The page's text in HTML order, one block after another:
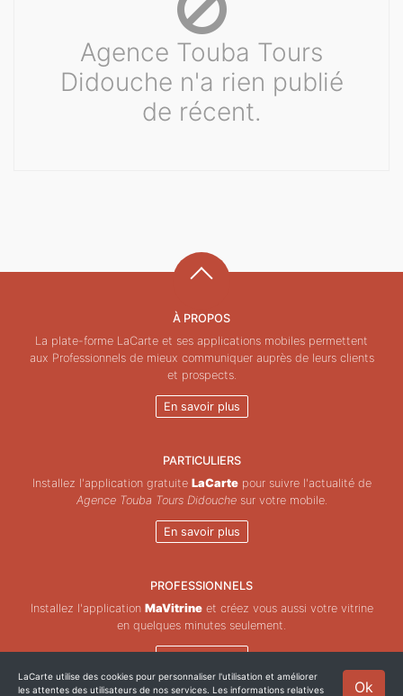
Agence Touba Tours
Didouche n'a rien publié
de récent.
À PROPOS
La plate-forme LaCarte et ses applications mobiles permettent
aux Professionnels de mieux communiquer auprès de leurs clients
et prospects.
En savoir plus
PARTICULIERS
Installez l'application gratuite LaCartepour suivre l'actualité de
Agence Touba Tours Didouchesur votre mobile.
En savoir plus
PROFESSIONNELS
Installez l'application MaVitrineet créez vous aussi votre vitrine
en quelques minutes seulement.
En savoir plus
Ok
LaCarte utilise des cookies pour personnaliser l'utilisation et améliorer
les attentes des utilisateurs de nos services. Les informations relatives